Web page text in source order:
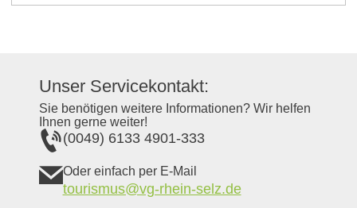
Unser Servicekontakt:
Sie benötigen weitere Informationen? Wir helfen
Ihnen gerne weiter!
(0049) 6133 4901-333
Oder einfach per E-Mail
tourismus@vg-rhein-selz.de